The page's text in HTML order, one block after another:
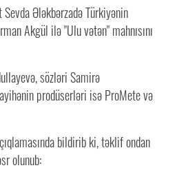
Ələkbərzadə Türkiyənin
Akgül ilə "Ulu vətən" mahnısını
sözləri Samirə
prodüserləri isə ProMete və
bildirib ki, təklif ondan
olunub: